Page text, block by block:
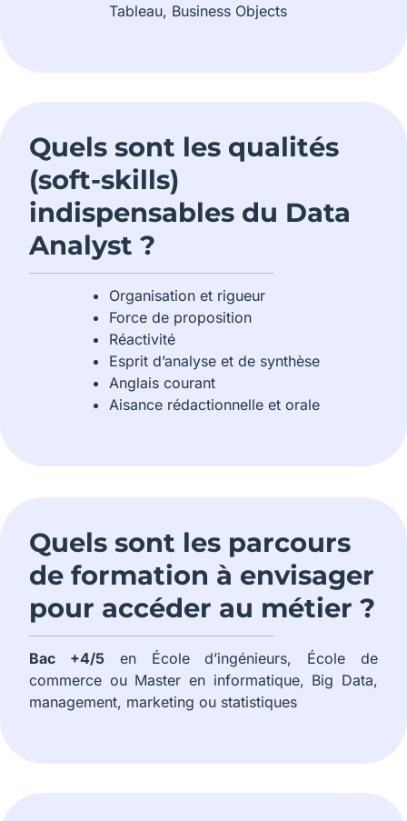
Tableau, Business Objects
Quels sont les qualités
(soft-skills)
indispensables du Data
Analyst ?
Organisation et rigueur
Force de proposition
Réactivité
Esprit d’analyse et de synthèse
Anglais courant
Aisance rédactionnelle et orale
Quels sont les parcours
de formation à envisager
pour accéder au métier ?
Bac +4/5en École d’ingénieurs, École de
commerce ou Master en informatique, Big Data,
management, marketing ou statistiques